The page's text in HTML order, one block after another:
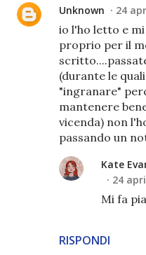
Unknown 24
io l'ho letto e
proprio per il
(durante le
"ingranare"
mantenere
vicenda) non
passando un
RISPONDI
Kate
24
Mi fa